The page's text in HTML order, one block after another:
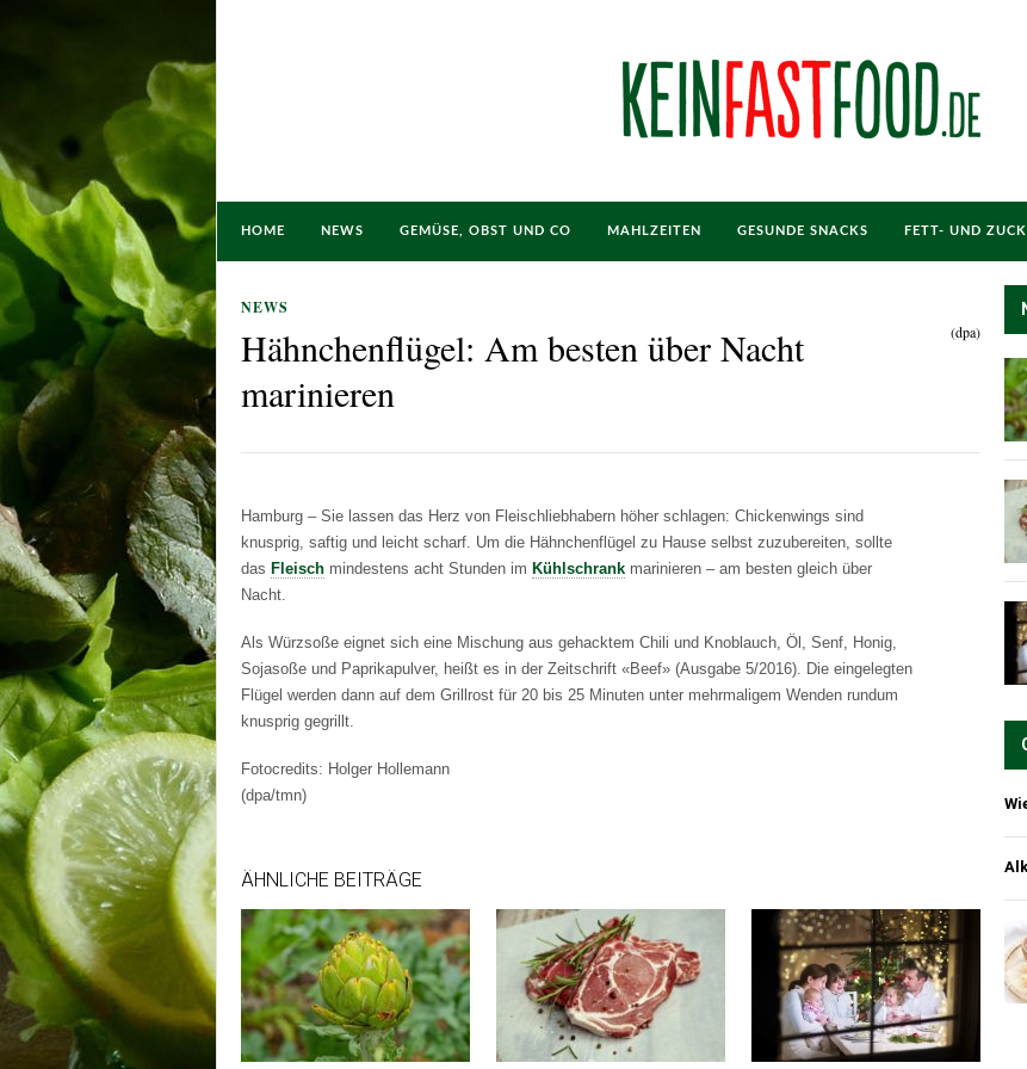
HOME NEWS GEMÜSE, OBST UND CO MAHLZEITEN GESUNDE SNACKS FETT- UND
NEWS
Hähnchenflügel: Am besten über Nacht
marinieren
(dpa)
Hamburg – Sie lassen das Herz von Fleischliebhabern höher schlagen: Chickenwings sind
knusprig, saftig und leicht scharf. Um die Hähnchenflügel zu Hause selbst zuzubereiten, sollte
das Fleisch mindestens acht Stunden im Kühlschrank marinieren – am besten gleich über
Nacht.
Als Würzsoße eignet sich eine Mischung aus gehacktem Chili und Knoblauch, Öl, Senf, Honig,
Sojasoße und Paprikapulver, heißt es in der Zeitschrift «Beef» (Ausgabe 5/2016). Die eingelegten
Flügel werden dann auf dem Grillrost für 20 bis 25 Minuten unter mehrmaligem Wenden rundum
knusprig gegrillt.
Fotocredits: Holger Hollemann
(dpa/tmn)
ÄHNLICHE BEITRÄGE